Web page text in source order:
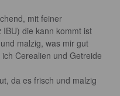
mit feiner
die kann kommt ist
malzig, was mir gut
Cerealien und Getreide
da es frisch und malzig